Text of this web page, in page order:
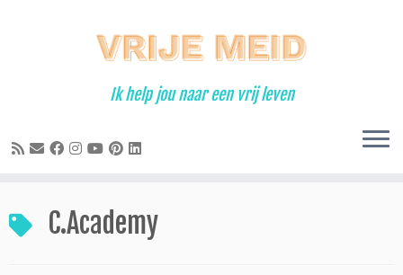
Ik help jou naar een vrij leven
C.Academy